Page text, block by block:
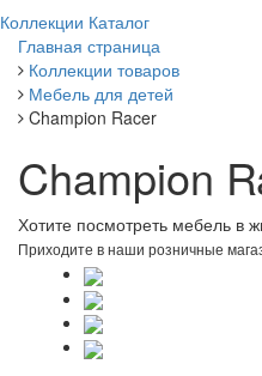
Коллекции Каталог
Главная страница
Коллекции товаров
Мебель для детей
Champion Racer
Champion
Хотите посмотреть мебель в
Приходите в наши розничные